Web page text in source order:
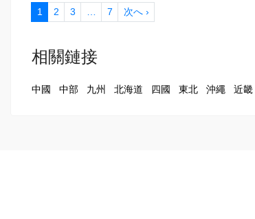
1 2 3 7 次へ ›
相關鏈接
中國 中部 九州 北海道 四國 東北 沖繩 近畿